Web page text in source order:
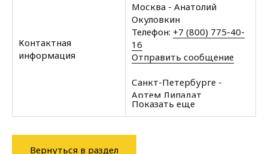
Контактная
информация
Москва - Анатолий
Окуловкин
Телефон: +7 (800) 775-40-
16
Отправить сообщение
Санкт-Петербурге -
Артем Липадат
Телефон:+7 (812) 602-35-
00
Отправить сообщение
Показать еще
Вернуться в раздел